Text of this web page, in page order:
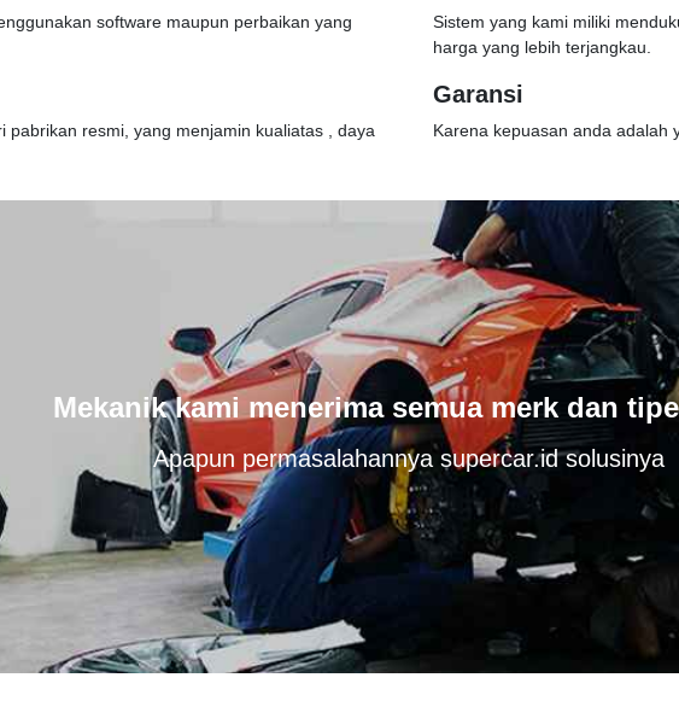
software maupun perbaikan yang
Sistem yang kami miliki
harga yang lebih terjangkau.
resmi, yang menjamin kualiatas , daya
Garansi
Karena kepuasan anda adalah
Mekanik kami menerima semua merk dan
Apapun permasalahannya supercar.id solusinya